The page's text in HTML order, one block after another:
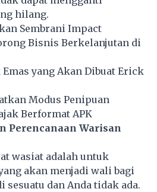
hilang.
Sembrani Impact
Bisnis Berkelanjutan di
yang Akan Dibuat Erick
Modus Penipuan
Berformat APK
Perencanaan Warisan
wasiat adalah untuk
akan menjadi wali bagi
sesuatu dan Anda tidak ada.